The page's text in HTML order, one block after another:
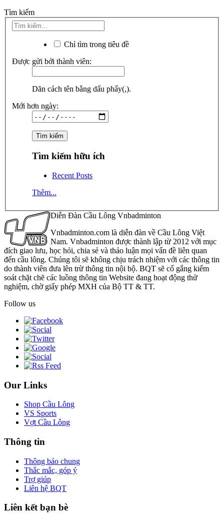
Tìm kiếm
Chỉ tìm trong tiêu đề
Được gửi bởi thành viên:
Dãn cách tên bằng dấu phẩy(,).
Mới hơn ngày:
Tìm kiếm hữu ích
Recent Posts
Thêm...
Diễn Đàn Cầu Lông Vnbadminton
Vnbadminton.com là diễn đàn về Cầu Lông Việt
Nam. Vnbadminton được thành lập từ 2012 với mục
đích giao lưu, học hỏi, chia sẻ và thảo luận mọi vấn đề liên quan
đến cầu lông. Chúng tôi sẽ không chịu trách nhiệm với các thông tin
do thành viên đưa lên trừ thông tin nội bộ. BQT sẽ cố gắng kiểm
soát chặt chẽ các luồng thông tin Website đang hoạt động thử
nghiệm, chờ giấy phép MXH của Bộ TT & TT.
Follow us
Our Links
Shop Cầu Lông
VS Sports
Vợt Cầu Lông
Thông tin
Thông báo chung
Thắc mắc, góp ý
Trợ giúp
Liên hệ BQT
Liên kết bạn bè